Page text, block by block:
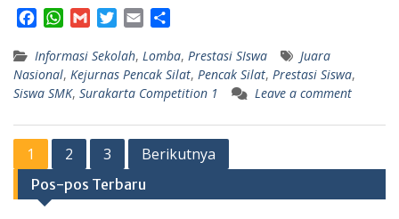
c
e
b
o
W
a
t
s
p
p
a
i
l
i
t
t
r
a
i
l
a
r
e
Informasi Sekolah, Lomba, Prestasi SIswa
Juara
Nasional, Kejurnas Pencak Silat, Pencak Silat, Prestasi Siswa,
Siswa SMK, Surakarta Competition 1 Leave a comment
Paginasi
pos
1 2 3 Berikutnya
Pos-pos Terbaru